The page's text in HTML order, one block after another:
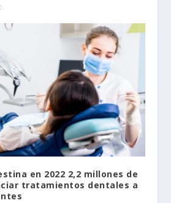
en 2022 2,2 millones de
tratamientos dentales a